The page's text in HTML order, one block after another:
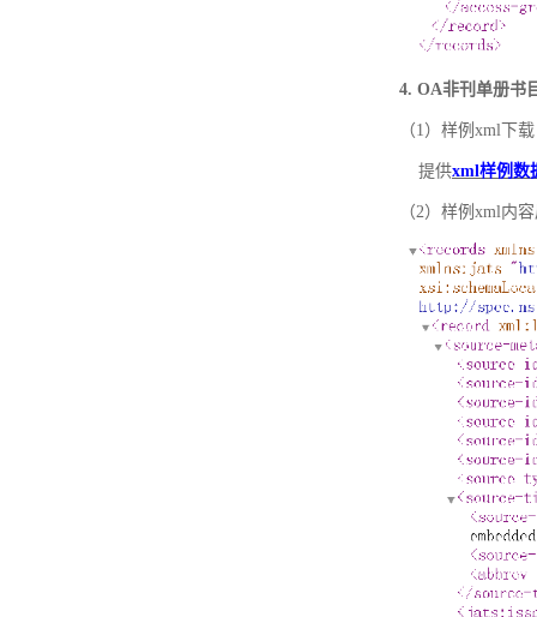
4. OA非刊单册书
（1）样例xml下载
提供xml样例数
（2）样例xml内